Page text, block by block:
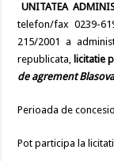
UNITATEA
telefon/fax 0239-
215/2001 a
republicata, licitatie
de agrement
Perioada de
Pot participa la